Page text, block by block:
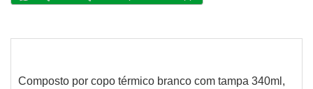
Composto por copo térmico branco com tampa 340ml,